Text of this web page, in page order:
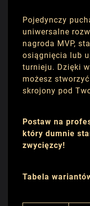
Pojedynczy
uniwersalne
nagroda MVP,
osiągnięcia lub
turnieju. Dzięki
możesz
skrojony pod
Postaw na
który dumnie
zwycięzcy!
Tabela